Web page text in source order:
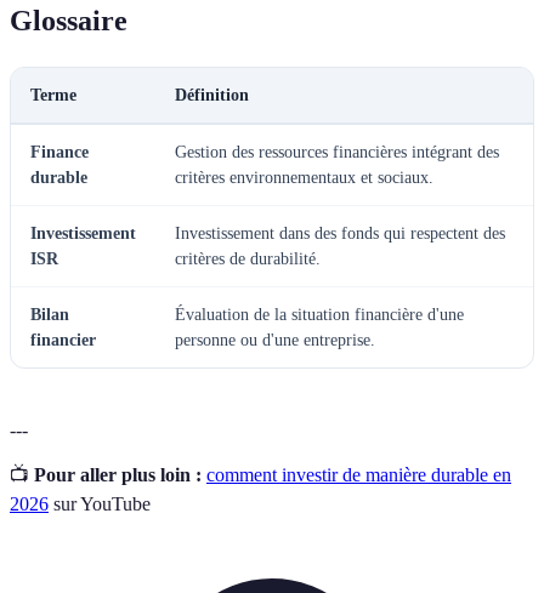
Glossaire
Terme Définition
Finance
durable
Gestion des ressources financières intégrant des
critères environnementaux et sociaux.
Investissement
ISR
Investissement dans des fonds qui respectent des
critères de durabilité.
Bilan
financier
Évaluation de la situation financière d'une
personne ou d'une entreprise.
---
📺 Pour aller plus loin : comment investir de manière durable en
2026 sur YouTube